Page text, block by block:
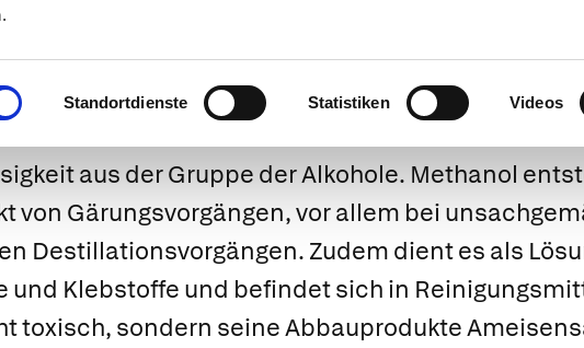
Standortdienste Statistiken Videos
aus der Gruppe der Alkohole. Methanol
von Gärungsvorgängen, vor allem bei
Destillationsvorgängen. Zudem dient es als
und Klebstoffe und befindet sich in
toxisch, sondern seine Abbauprodukte